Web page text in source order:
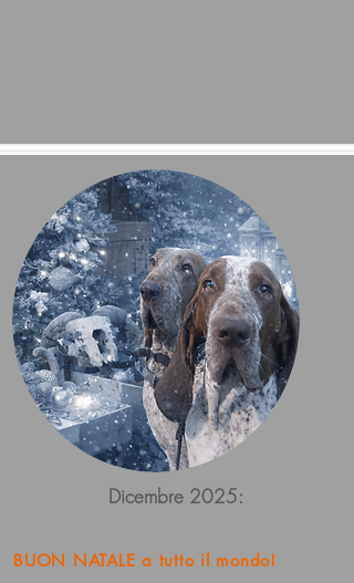
Dicembre 2025:
BUON NATALE a tutto il mondo!